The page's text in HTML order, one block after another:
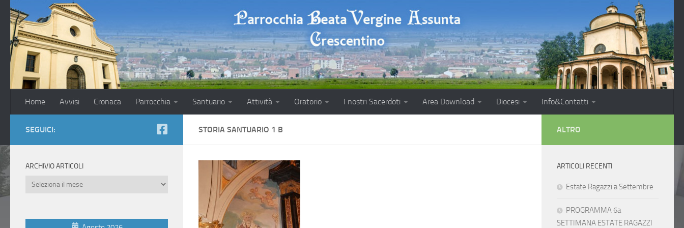
Salta al contenuto
Home Avvisi Cronaca Parrocchia Santuario Attività Oratorio I nostri Sacerdoti Area Download Diocesi Info&Contatti
STORIA SANTUARIO 1 B
SEGUICI:
ARCHIVIO ARTICOLI
Archivio
ALTRO
ARTICOLI RECENTI
Estate Ragazzi a Settembre
PROGRAMMA 6a
SETTIMANA ESTATE RAGAZZI